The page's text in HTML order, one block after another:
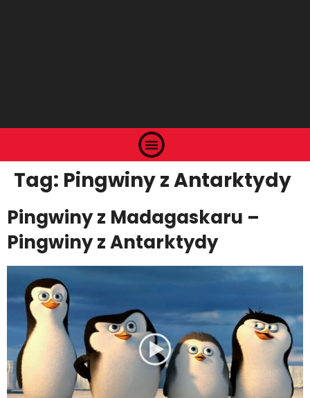
Tag: Pingwiny z Antarktydy
Pingwiny z Madagaskaru –
Pingwiny z Antarktydy